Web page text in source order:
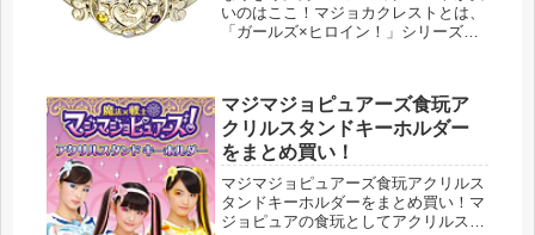
いのはここ！マジョカクレストとは、
「ガールズ×ヒロイン！」シリーズの
がいつも腕につけています。魔法×戦
士...
マジマジョピュアーズ食玩ア
クリルスタンドキーホルダー
をまとめ買い！
マジマジョピュアーズ食玩アクリルス
タンドキーホルダーをまとめ買い！マ
ジョピュアの食玩としてアクリルスタ